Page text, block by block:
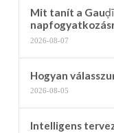
Mit tanít a
2026-08-07
Hogyan
2026-08-05
Intelligens